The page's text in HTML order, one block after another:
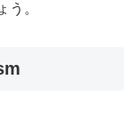
う。